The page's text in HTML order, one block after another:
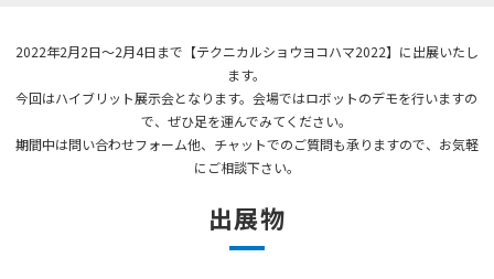
イベント・展示会出展情報
お知らせ
2022年2月2日～2月4日まで【テクニカルショウヨコハマ2022】に出展いたし
ます。
今回はハイブリット展示会となります。会場ではロボットのデモを行いますの
で、ぜひ足を運んでみてください。
期間中は問い合わせフォーム他、チャットでのご質問も承りますので、お気軽
にご相談下さい。
出展物